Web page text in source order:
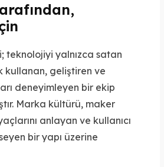
teknolojiyi yalnızca satan
kullanan, geliştiren ve
deneyimleyen bir ekip
Marka kültürü, maker
anlayan ve kullanıcı
bir yapı üzerine